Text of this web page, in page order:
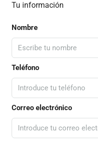
Tu información
Nombre
Teléfono
Correo electrónico